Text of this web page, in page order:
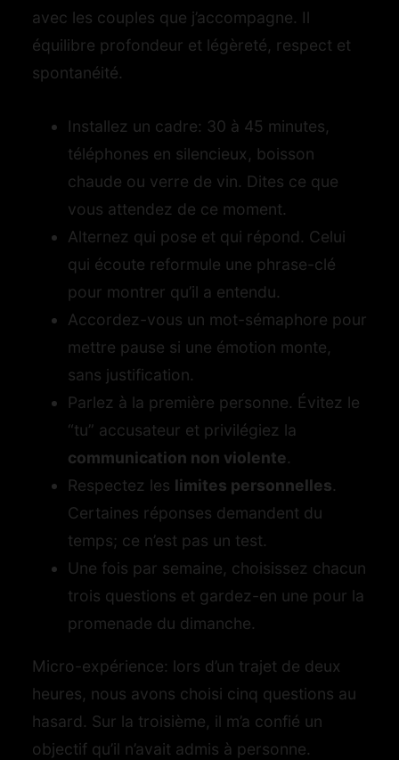
avec les couples que j’accompagne. Il
équilibre profondeur et légèreté, respect et
spontanéité.
Installez un cadre: 30 à 45 minutes,
téléphones en silencieux, boisson
chaude ou verre de vin. Dites ce que
vous attendez de ce moment.
Alternez qui pose et qui répond. Celui
qui écoute reformule une phrase-clé
pour montrer qu’il a entendu.
Accordez-vous un mot-sémaphore pour
mettre pause si une émotion monte,
sans justification.
Parlez à la première personne. Évitez le
“tu” accusateur et privilégiez la
communication non violente.
Respectez les limites personnelles.
Certaines réponses demandent du
temps; ce n’est pas un test.
Une fois par semaine, choisissez chacun
trois questions et gardez-en une pour la
promenade du dimanche.
Micro-expérience: lors d’un trajet de deux
heures, nous avons choisi cinq questions au
hasard. Sur la troisième, il m’a confié un
objectif qu’il n’avait admis à personne.